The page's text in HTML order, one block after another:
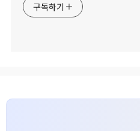
구독하기